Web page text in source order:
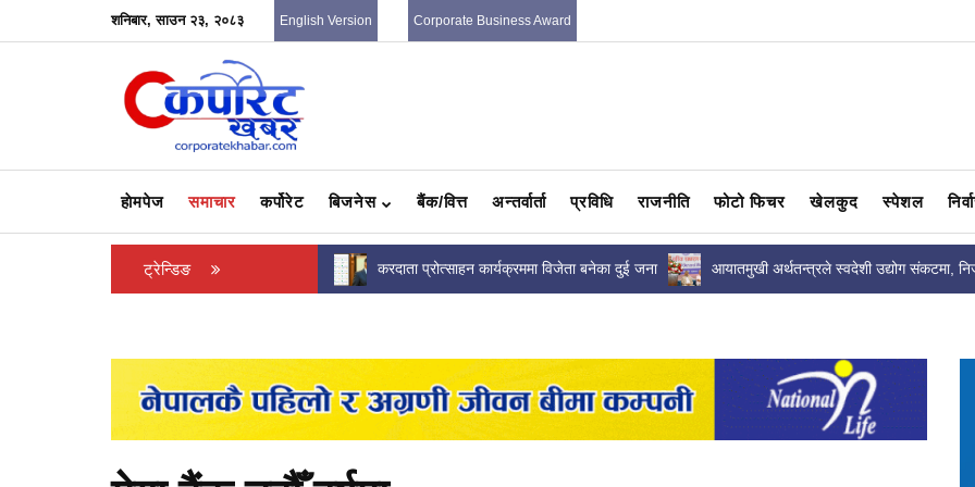
शनिबार, साउन २३, २०८३ English Version Corporate Business Award
हाेमपेज समाचार कर्पोरेट बिजनेस बैंक/वित्त अन्तर्वार्ता प्रविधि राजनीति फोटो फिचर खेलकुद स्पेशल
ट्रेन्डिङ
करदाता प्रोत्साहन कार्यक्रममा विजेता बनेका दुई जना
आयातमुखी अर्थतन्त्रले स्वदेशी उद्योग संकटमा, निजी
उधारो असुलीसम्बन्धी कानुन ल्याउन निजी क्षेत्रलाई